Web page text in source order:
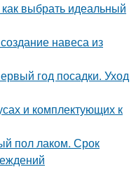
выбрать идеальный
навеса из
год посадки. Уход
и комплектующих к
пол лаком. Срок